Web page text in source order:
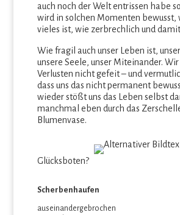
auch noch der Welt entrissen habe
wird in solchen Momenten bewusst,
vieles ist, wie zerbrechlich und
Wie fragil auch unser Leben ist,
unsere Seele, unser Miteinander.
Verlusten nicht gefeit – und
dass uns das nicht permanent
wieder stößt uns das Leben selbst
manchmal eben durch das
Blumenvase.
Glücksboten?
Scherbenhaufen
auseinandergebrochen